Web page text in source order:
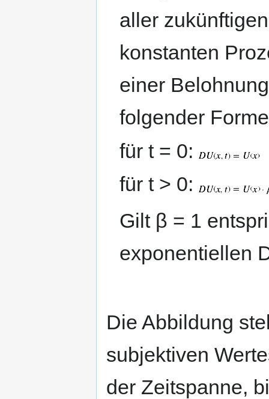
aller
konstanten
einer
folgender
für t = 0:
für t > 0:
Gilt β = 1
exponentiellen
Die Abbildung
subjektiven
der Zeitspanne,